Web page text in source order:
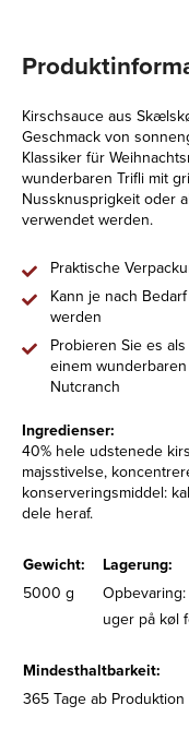
Kirschsauce aus
Geschmack von
Klassiker für
wunderbaren Trifli mit
Nussknusprigkeit oder
verwendet werden.
Praktische
Kann je nach
werden
Probieren Sie es
einem
Nutcranch
Ingredienser:
40% hele udstenede
majsstivelse,
konserveringsmiddel:
dele heraf.
Gewicht:
Lagerung:
5000 g
uger på køl
Mindesthaltbarkeit:
365 Tage ab Produktion